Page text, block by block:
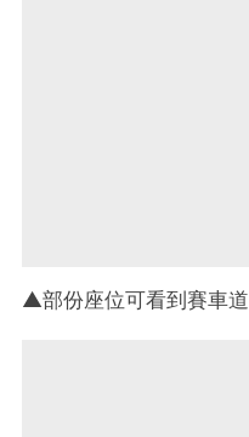
▲部份座位可看到賽車道